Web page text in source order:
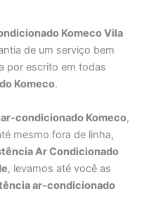
Komeco Vila
de um serviço bem
por escrito em todas
Komeco.
ar-condicionado Komeco,
mesmo fora de linha,
Ar Condicionado
, levamos até você as
ar-condicionado